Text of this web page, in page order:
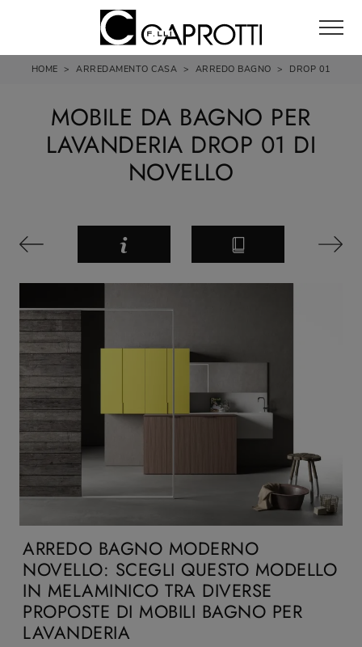
HOME > ARREDAMENTO CASA > ARREDO BAGNO > DROP 01
MOBILE DA BAGNO PER
LAVANDERIA DROP 01 DI
NOVELLO
ARREDO BAGNO MODERNO
NOVELLO: SCEGLI QUESTO MODELLO
IN MELAMINICO TRA DIVERSE
PROPOSTE DI MOBILI BAGNO PER
LAVANDERIA